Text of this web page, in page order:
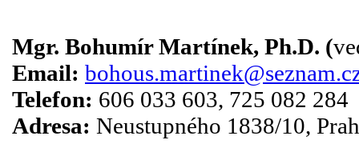
Mgr. Bohumír Martínek, Ph.D. (
Email:
Telefon: 606 033 603, 725 082 284
Adresa: Neustupného 1838/10,